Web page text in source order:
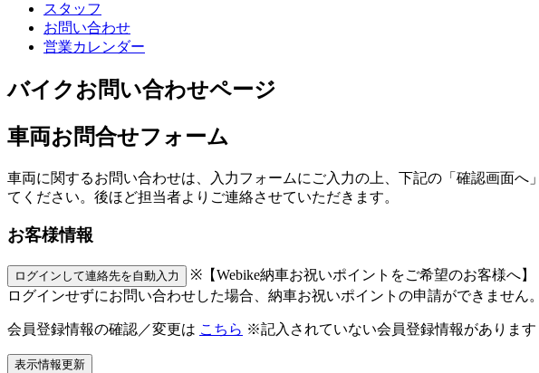
スタッフ
お問い合わせ
営業カレンダー
バイクお問い合わせページ
車両お問合せフォーム
車両に関するお問い合わせは、入力フォームにご入力の上、下記の「確認画面
てください。後ほど担当者よりご連絡させていただきます。
お客様情報
ログインして連絡先を自動入力
※【Webike納車お祝いポイントをご希望のお客様へ】
ログインせずにお問い合わせした場合、納車お祝いポイントの申請ができませ
会員登録情報の確認／変更は こちら ※記入されていない会員登録情報があります
表示情報更新